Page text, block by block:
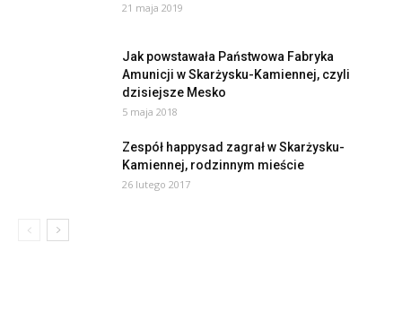
21 maja 2019
Jak powstawała Państwowa Fabryka
Amunicji w Skarżysku-Kamiennej, czyli
dzisiejsze Mesko
5 maja 2018
Zespół happysad zagrał w Skarżysku-
Kamiennej, rodzinnym mieście
26 lutego 2017